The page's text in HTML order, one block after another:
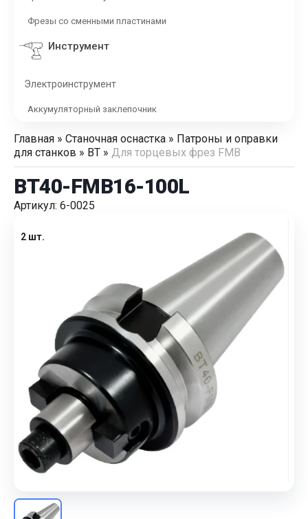
Фрезы со сменными пластинами
Инструмент
Электроинструмент
Аккумуляторный заклепочник
Главная » Станочная оснастка » Патроны и оправки
для станков » BT » Для торцевых фрез FMB
BT40-FMB16-100L
Артикул: 6-0025
2 шт.